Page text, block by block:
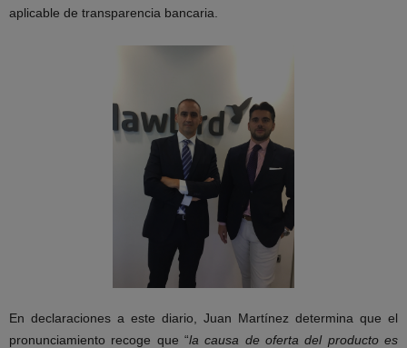
aplicable de transparencia bancaria.
En declaraciones a este diario, Juan Martínez determina que el
pronunciamiento recoge que “la causa de oferta del producto es